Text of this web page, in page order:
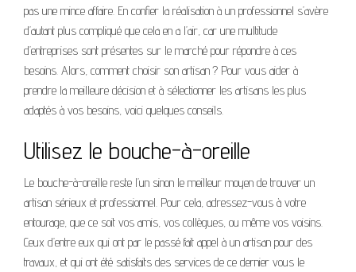
pas une mince affaire. En confier la réalisation à un professionnel s’avère
d’autant plus compliqué que cela en a l’air, car une multitude
d’entreprises sont présentes sur le marché pour répondre à ces
besoins. Alors, comment choisir son artisan ? Pour vous aider à
prendre la meilleure décision et à sélectionner les artisans les plus
adaptés à vos besoins, voici quelques conseils.
Utilisez le bouche-à-oreille
Le bouche-à-oreille reste l’un sinon le meilleur moyen de trouver un
artisan sérieux et professionnel. Pour cela, adressez-vous à votre
entourage, que ce soit vos amis, vos collègues, ou même vos voisins.
Ceux d’entre eux qui ont par le passé fait appel à un artisan pour des
travaux, et qui ont été satisfaits des services de ce dernier vous le